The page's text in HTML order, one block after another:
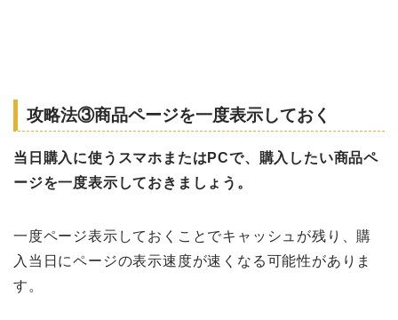
攻略法③商品ページを一度表示しておく
当日購入に使うスマホまたはPCで、購入したい商品ペ
ージを一度表示しておきましょう。
一度ページ表示しておくことでキャッシュが残り、購
入当日にページの表示速度が速くなる可能性がありま
す。